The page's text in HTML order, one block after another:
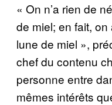
« On n’a rien de
de miel; en fait,
lune de miel »,
chef du contenu
personne entre
mêmes intérêts